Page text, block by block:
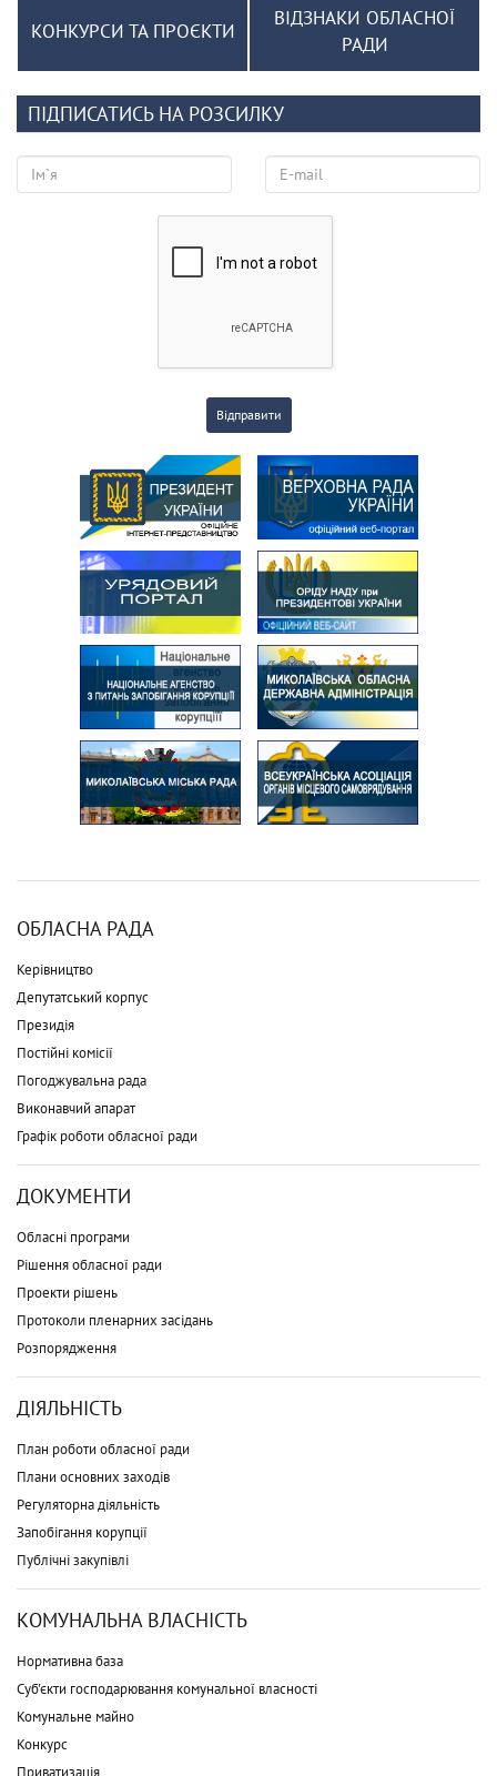
КОНКУРСИ ТА ПРОЄКТИ
ВІДЗНАКИ ОБЛАСНОЇ
РАДИ
ПІДПИСАТИСЬ НА РОЗСИЛКУ
Відправити
ОБЛАСНА РАДА
Керівництво
Депутатський корпус
Президія
Постійні комісії
Погоджувальна рада
Виконавчий апарат
Графік роботи обласної ради
ДОКУМЕНТИ
Обласні програми
Рішення обласної ради
Проекти рішень
Протоколи пленарних засідань
Розпорядження
ДІЯЛЬНІСТЬ
План роботи обласної ради
Плани основних заходів
Регуляторна діяльність
Запобігання корупції
Публічні закупівлі
КОМУНАЛЬНА ВЛАСНІСТЬ
Нормативна база
Суб'єкти господарювання комунальної власності
Комунальне майно
Конкурс
Приватизація